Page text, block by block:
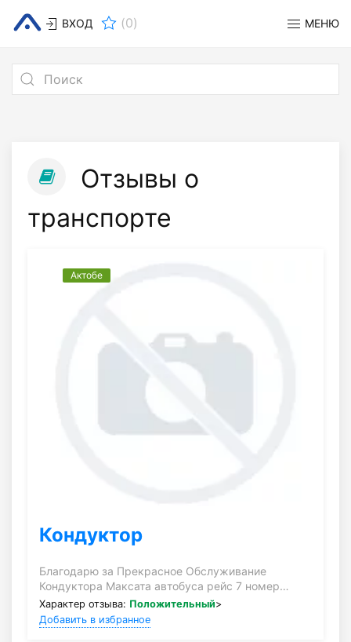
ВХОД (0) МЕНЮ
Отзывы о
транспорте
Актобе
Кондуктор
Благодарю за Прекрасное Обслуживание
Кондуктора Максата автобуса рейс 7 номер…
Характер отзыва: Положительный>
Добавить в избранное